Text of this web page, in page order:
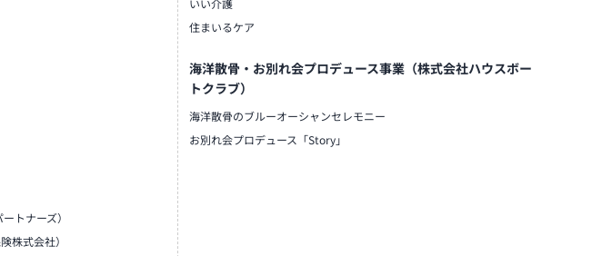
トナーズ）
株式会社）
いい介護
住まいるケア
海洋散骨・お別れ会プロデュース事業（株式会社ハウスボー
トクラブ）
海洋散骨のブルーオーシャンセレモニー
お別れ会プロデュース「Story」